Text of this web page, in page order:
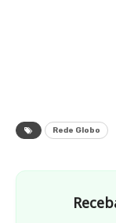
Rede Globo